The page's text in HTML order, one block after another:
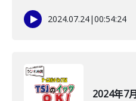
2024.07.24|00:54:24
2024年